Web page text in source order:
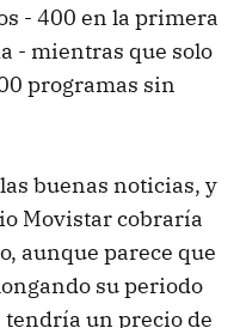
- 400 en la primera
- mientras que solo
programas sin
buenas noticias, y
Movistar cobraría
aunque parece que
su periodo
tendría un precio de